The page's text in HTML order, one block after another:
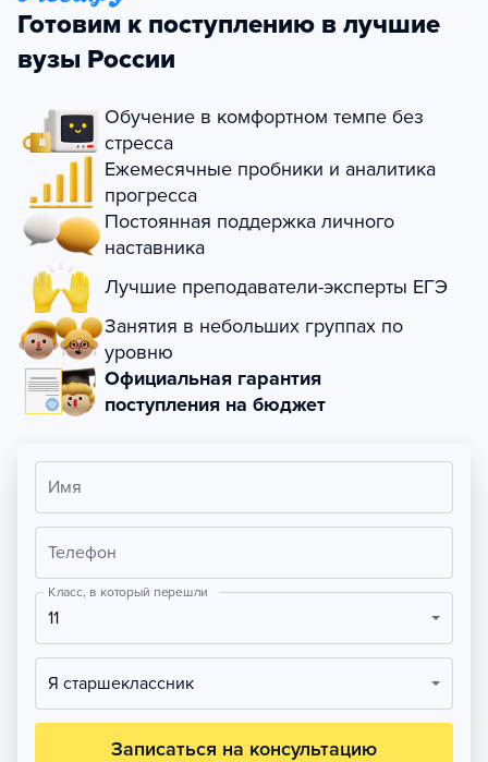
Готовим к поступлению в лучшие
вузы России
Обучение в комфортном темпе без
стресса
Ежемесячные пробники и аналитика
прогресса
Постоянная поддержка личного
наставника
Лучшие преподаватели-эксперты ЕГЭ
Занятия в небольших группах по
уровню
Официальная гарантия
поступления на бюджет
Имя
Телефон
Класс, в который перешли
11
Я старшеклассник
Записаться на консультацию